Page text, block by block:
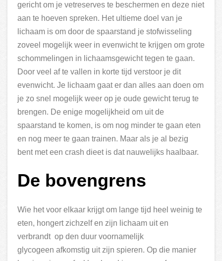
gericht om je vetreserves te beschermen en deze niet
aan te hoeven spreken. Het ultieme doel van je
lichaam is om door de spaarstand je stofwisseling
zoveel mogelijk weer in evenwicht te krijgen om grote
schommelingen in lichaamsgewicht tegen te gaan.
Door veel af te vallen in korte tijd verstoor je dit
evenwicht. Je lichaam gaat er dan alles aan doen om
je zo snel mogelijk weer op je oude gewicht terug te
brengen. De enige mogelijkheid om uit de
spaarstand te komen, is om nog minder te gaan eten
en nog meer te gaan trainen. Maar als je al bezig
bent met een crash dieet is dat nauwelijks haalbaar.
De bovengrens
Wie het voor elkaar krijgt om lange tijd heel weinig te
eten, hongert zichzelf en zijn lichaam uit en
verbrandt op den duur voornamelijk
glycogeen afkomstig uit zijn spieren. Op die manier